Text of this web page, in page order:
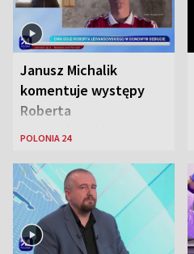
Janusz Michalik
komentuje występy
Roberta
Lewandowskiego w
Zjednoczonych
POLONIA 24